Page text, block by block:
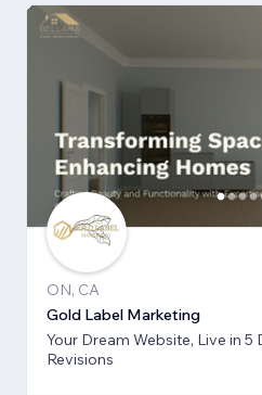
ON, CA
Gold Label Marketing
Your Dream Website, Live in 5
Revisions